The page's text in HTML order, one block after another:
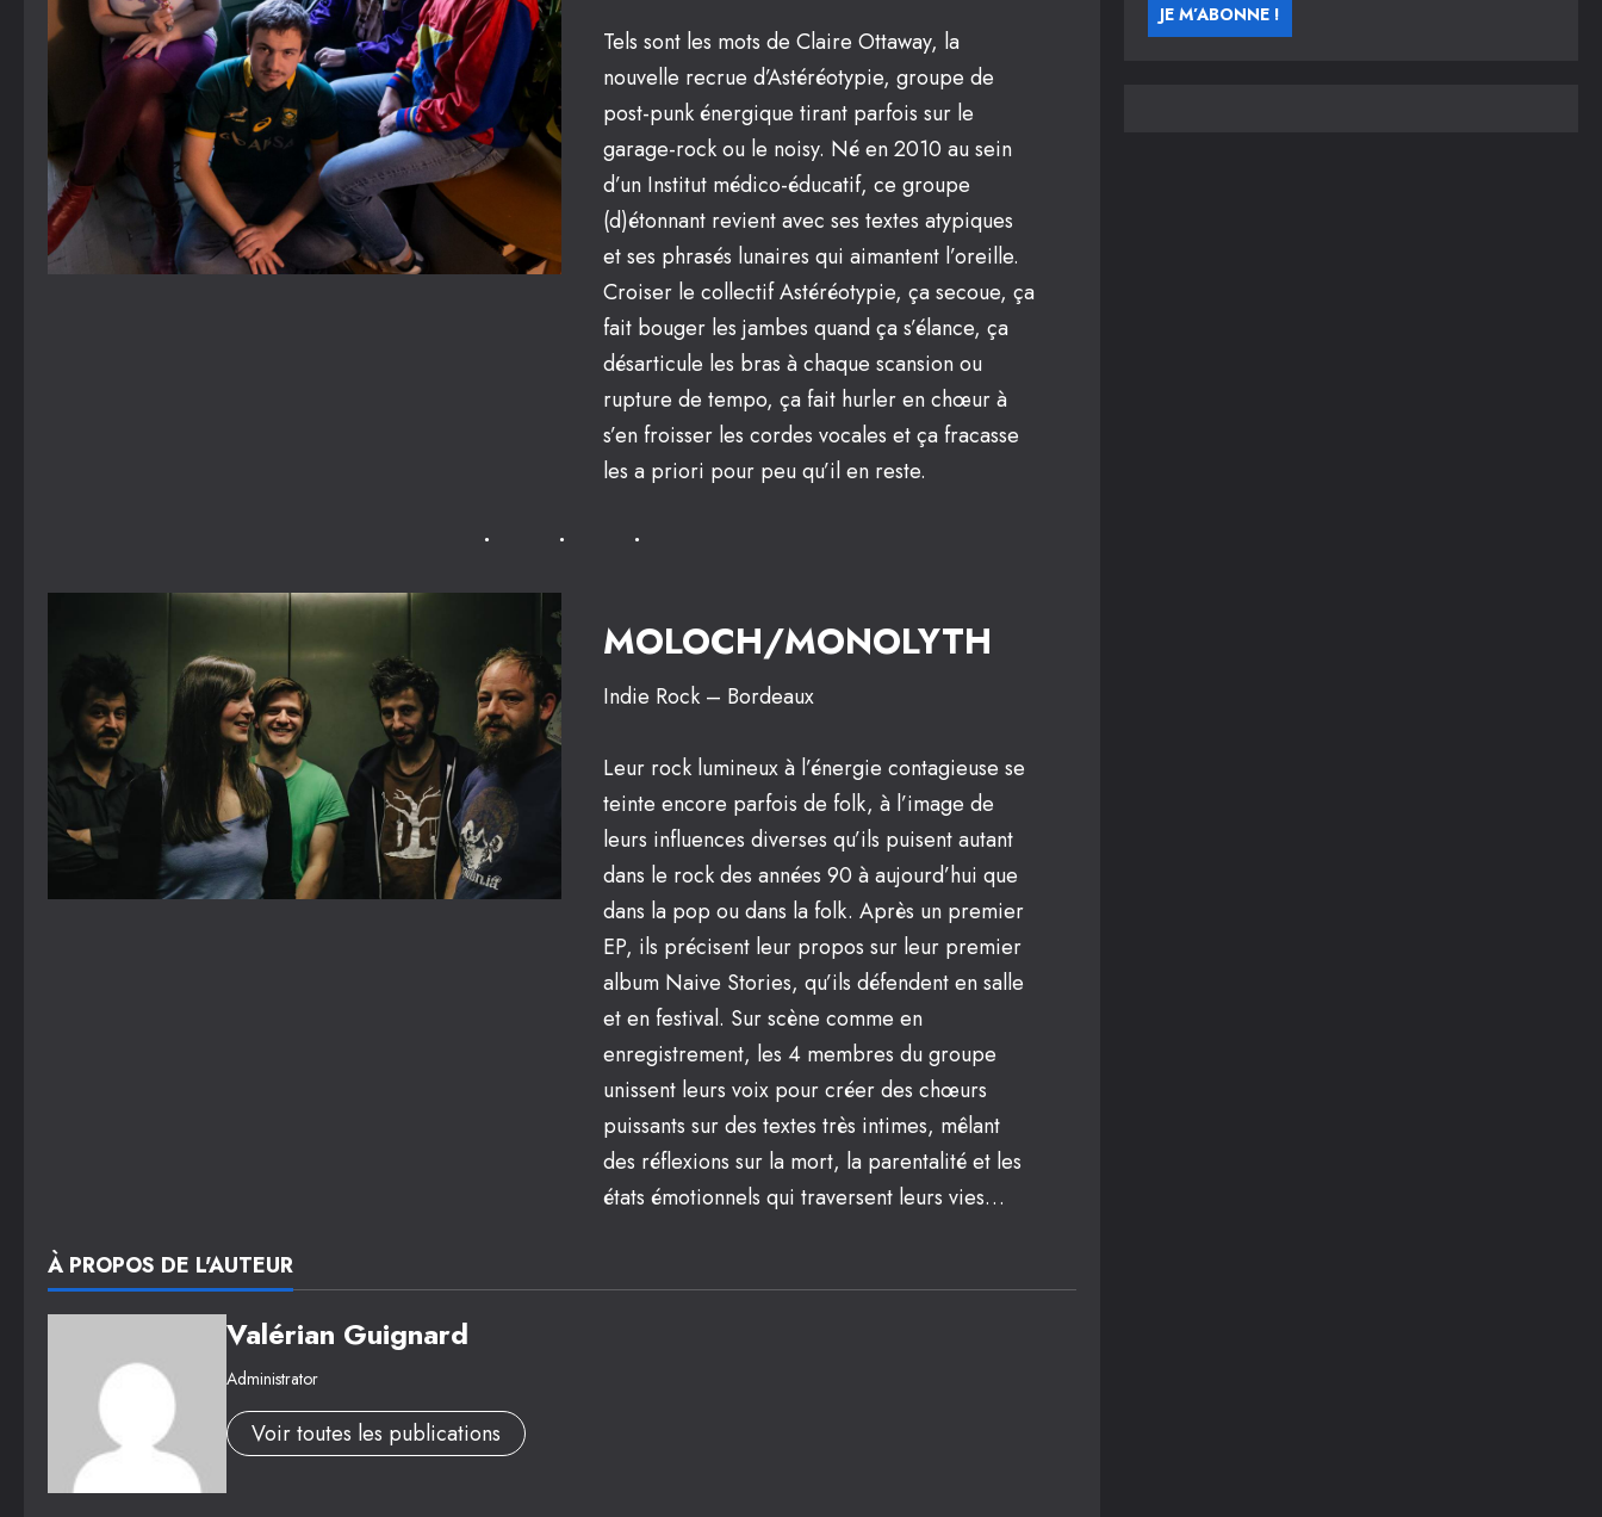
Tels sont les mots de Claire Ottaway, la
nouvelle recrue d’Astéréotypie, groupe de
post-punk énergique tirant parfois sur le
garage-rock ou le noisy. Né en 2010 au sein
d’un Institut médico-éducatif, ce groupe
(d)étonnant revient avec ses textes atypiques
et ses phrasés lunaires qui aimantent l’oreille.
Croiser le collectif Astéréotypie, ça secoue, ça
fait bouger les jambes quand ça s’élance, ça
désarticule les bras à chaque scansion ou
rupture de tempo, ça fait hurler en chœur à
s’en froisser les cordes vocales et ça fracasse
les a priori pour peu qu’il en reste.
MOLOCH/MONOLYTH
Indie Rock – Bordeaux
Leur rock lumineux à l’énergie contagieuse se
teinte encore parfois de folk, à l’image de
leurs influences diverses qu’ils puisent autant
dans le rock des années 90 à aujourd’hui que
dans la pop ou dans la folk. Après un premier
EP, ils précisent leur propos sur leur premier
album Naive Stories, qu’ils défendent en salle
et en festival. Sur scène comme en
enregistrement, les 4 membres du groupe
unissent leurs voix pour créer des chœurs
puissants sur des textes très intimes, mêlant
des réflexions sur la mort, la parentalité et les
états émotionnels qui traversent leurs vies…
À PROPOS DE L'AUTEUR
Valérian Guignard
Administrator
Voir toutes les publications